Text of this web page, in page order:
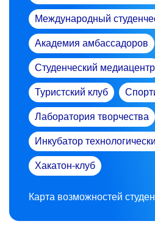
Международный
Академия амбассадоров
Студенческий медиацентр
Туристский клуб
Лаборатория творчества
Инкубатор
Хакатон-клуб
Карта возможностей